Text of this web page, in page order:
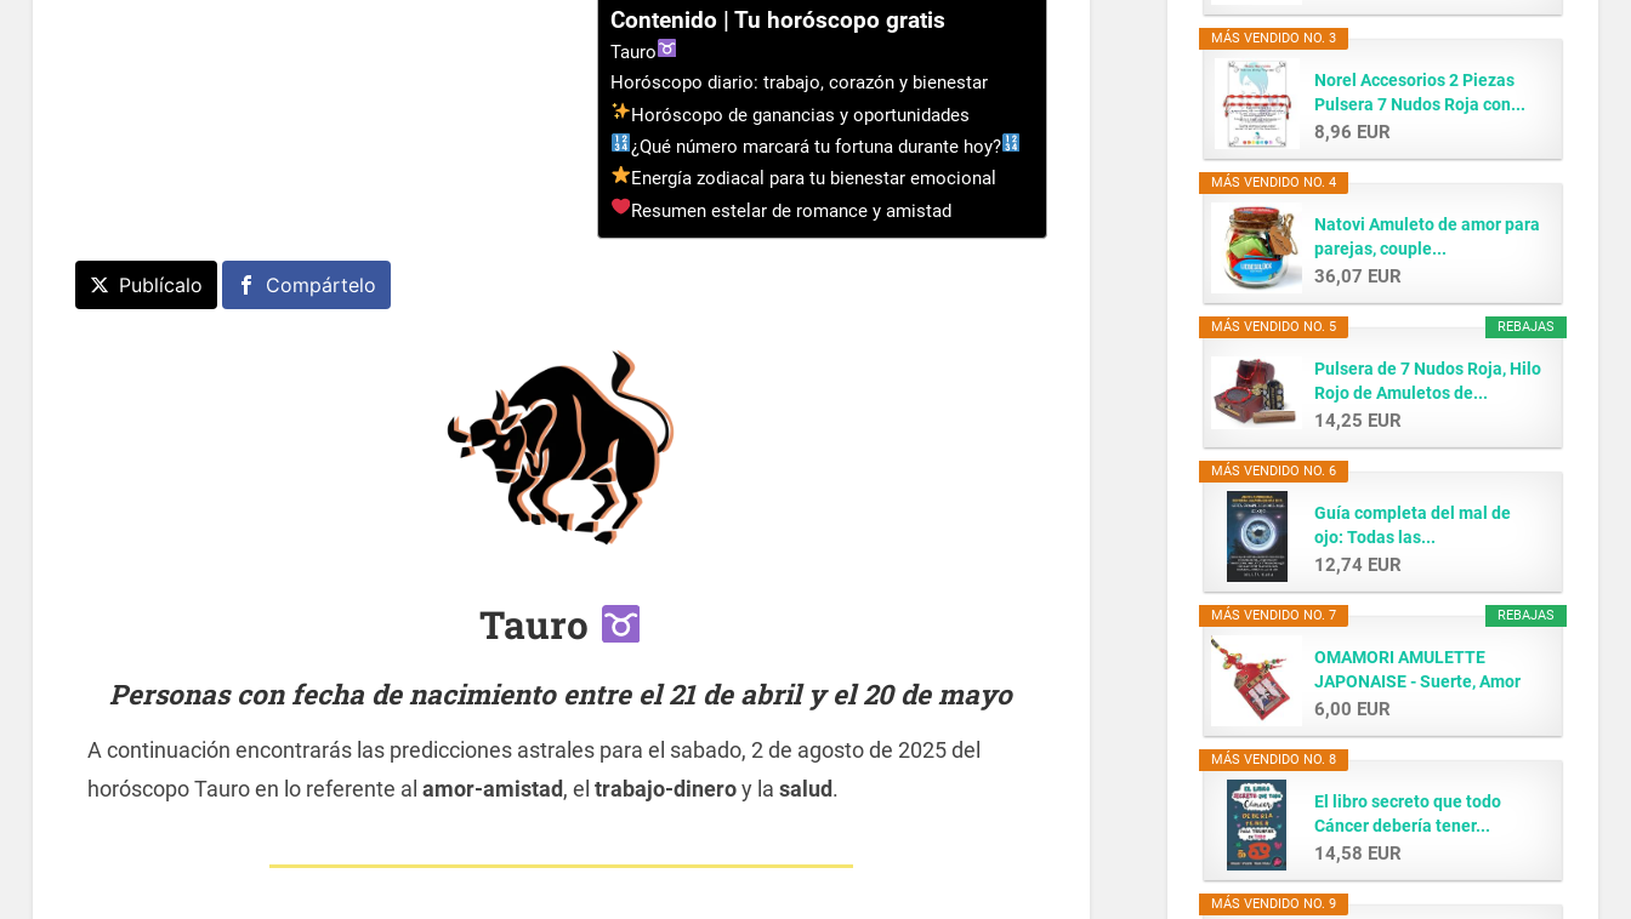
Contenido | Tu horóscopo gratis
Tauro
Horóscopo diario: trabajo, corazón y bienestar
Horóscopo de ganancias y oportunidades
¿Qué número marcará tu fortuna durante hoy?
Energía zodiacal para tu bienestar emocional
Resumen estelar de romance y amistad
Publícalo Compártelo
Tauro
Personas con fecha de nacimiento entre el 21 de abril y el 20 de mayo
A continuación encontrarás las predicciones astrales para el sabado, 2 de agosto de 2025 del
horóscopo Tauro en lo referente al amor-amistad, el trabajo-dineroy la salud.
MÁS VENDIDO NO. 3
Norel Accesorios 2 Piezas
Pulsera 7 Nudos Roja con...
8,96 EUR
MÁS VENDIDO NO. 4
Natovi Amuleto de amor para
parejas, couple...
36,07 EUR
REBAJAS
MÁS VENDIDO NO. 5
Pulsera de 7 Nudos Roja, Hilo
Rojo de Amuletos de...
14,25 EUR
MÁS VENDIDO NO. 6
Guía completa del mal de
ojo: Todas las...
12,74 EUR
REBAJAS
MÁS VENDIDO NO. 7
OMAMORI AMULETTE
JAPONAISE - Suerte, Amor
y...
6,00 EUR
MÁS VENDIDO NO. 8
El libro secreto que todo
Cáncer debería tener...
14,58 EUR
MÁS VENDIDO NO. 9